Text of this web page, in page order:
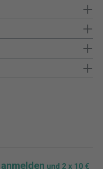
und 2 x 10 €